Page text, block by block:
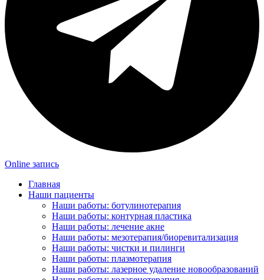
Online запись
Главная
Наши пациенты
Наши работы: ботулинотерапия
Наши работы: контурная пластика
Наши работы: лечение акне
Наши работы: мезотерапия/биоревитализация
Наши работы: чистки и пилинги
Наши работы: плазмотерапия
Наши работы: лазерное удаление новообразований